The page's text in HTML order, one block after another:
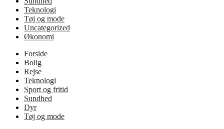
Teknologi
Tøj og mode
Uncategorized
Økonomi
Forside
Bolig
Rejse
Teknologi
Sport og fritid
Sundhed
Dyr
Tøj og mode